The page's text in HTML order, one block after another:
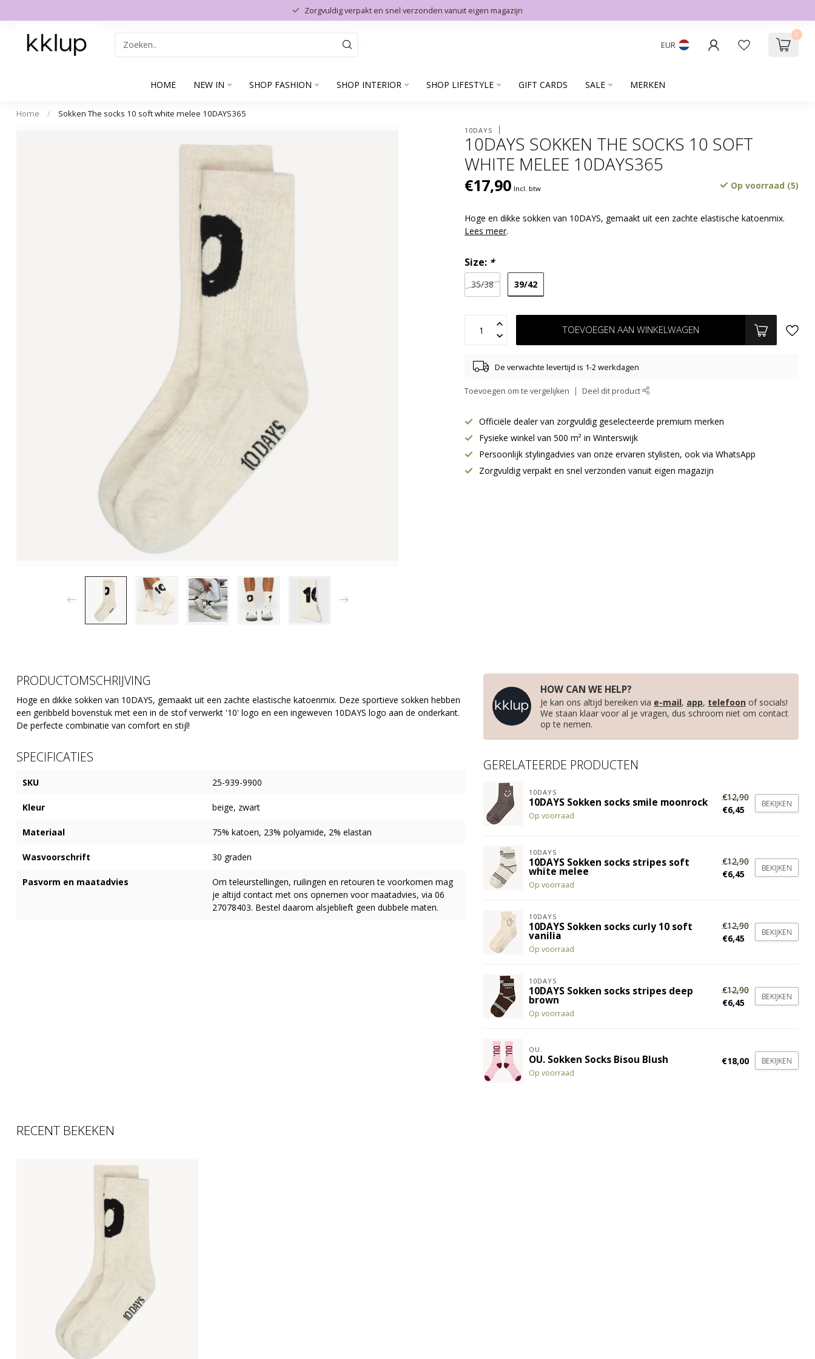
Zorgvuldig verpakt en snel verzonden vanuit eigen magazijn
EUR
0
HOME NEW IN SHOP FASHION SHOP INTERIOR SHOP LIFESTYLE GIFT CARDS SALE MERKEN
Home / Sokken The socks 10 soft white melee 10DAYS365
10DAYS
10DAYS SOKKEN THE SOCKS 10 SOFT
WHITE MELEE 10DAYS365
€17,90 Incl. btw Op voorraad (5)
Hoge en dikke sokken van 10DAYS, gemaakt uit een zachte elastische katoenmix.
Lees meer.
Size: *
35/38 39/42
TOEVOEGEN AAN WINKELWAGEN
De verwachte levertijd is 1-2 werkdagen
Toevoegen om te vergelijken Deel dit product
Officiële dealer van zorgvuldig geselecteerde premium merken
Fysieke winkel van 500 m² in Winterswijk
Persoonlijk stylingadvies van onze ervaren stylisten, ook via WhatsApp
Zorgvuldig verpakt en snel verzonden vanuit eigen magazijn
PRODUCTOMSCHRIJVING
Hoge en dikke sokken van 10DAYS, gemaakt uit een zachte elastische katoenmix. Deze sportieve sokken hebben
een geribbeld bovenstuk met een in de stof verwerkt '10' logo en een ingeweven 10DAYS logo aan de onderkant.
De perfecte combinatie van comfort en stijl!
SPECIFICATIES
SKU 25-939-9900
Kleur beige, zwart
Materiaal 75% katoen, 23% polyamide, 2% elastan
Wasvoorschrift 30 graden
Pasvorm en maatadvies
Om teleurstellingen, ruilingen en retouren te voorkomen mag
je altijd contact met ons opnemen voor maatadvies, via 06
27078403. Bestel daarom alsjeblieft geen dubbele maten.
HOW CAN WE HELP?
Je kan ons altijd bereiken via e-mail, app, telefoon of socials!
We staan klaar voor al je vragen, dus schroom niet om contact
op te nemen.
GERELATEERDE PRODUCTEN
10DAYS
10DAYS Sokken socks smile moonrock
Op voorraad
€12,90
€6,45
BEKIJKEN
10DAYS
10DAYS Sokken socks stripes soft
white melee
Op voorraad
€12,90
€6,45
BEKIJKEN
10DAYS
10DAYS Sokken socks curly 10 soft
vanilia
Op voorraad
€12,90
€6,45
BEKIJKEN
10DAYS
10DAYS Sokken socks stripes deep
brown
Op voorraad
€12,90
€6,45
BEKIJKEN
OU.
OU. Sokken Socks Bisou Blush
Op voorraad
€18,00 BEKIJKEN
RECENT BEKEKEN